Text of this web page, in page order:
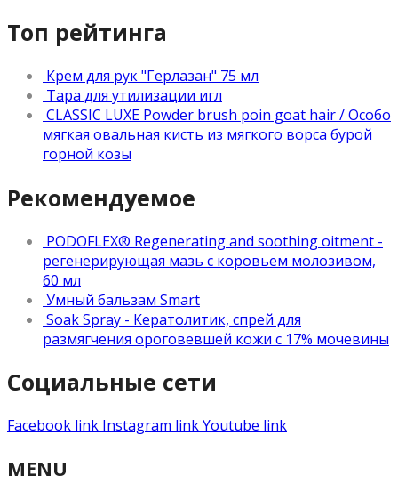
Топ рейтинга
Крем для рук "Герлазан" 75 мл
Тара для утилизации игл
CLASSIC LUXE Powder brush poin goat hair / Особо
мягкая овальная кисть из мягкого ворса бурой
горной козы
Рекомендуемое
PODOFLEX® Regenerating and soothing oitment -
регенерирующая мазь с коровьем молозивом,
60 мл
Умный бальзам Smart
Soak Spray - Кератолитик, спрей для
размягчения ороговевшей кожи с 17% мочевины
Социальные сети
Facebook link Instagram linkYoutube link
MENU